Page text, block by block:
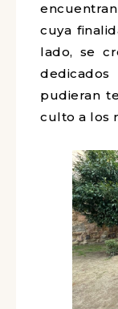
cuya
lado, se
pudieran
culto a los